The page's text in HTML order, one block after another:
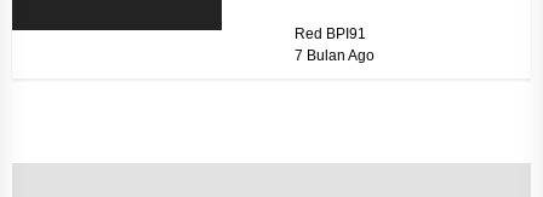
Red BPI91
7 Bulan Ago